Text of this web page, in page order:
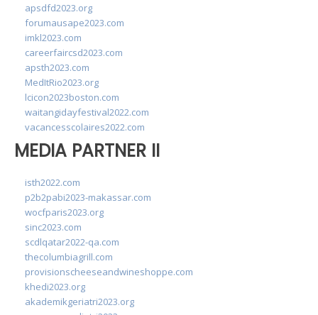
apsdfd2023.org
forumausape2023.com
imkl2023.com
careerfaircsd2023.com
apsth2023.com
MedItRio2023.org
lcicon2023boston.com
waitangidayfestival2022.com
vacancesscolaires2022.com
MEDIA PARTNER II
isth2022.com
p2b2pabi2023-makassar.com
wocfparis2023.org
sinc2023.com
scdlqatar2022-qa.com
thecolumbiagrill.com
provisionscheeseandwineshoppe.com
khedi2023.org
akademikgeriatri2023.org